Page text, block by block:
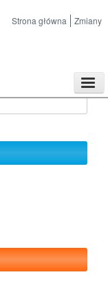
Strona główna Zmiany